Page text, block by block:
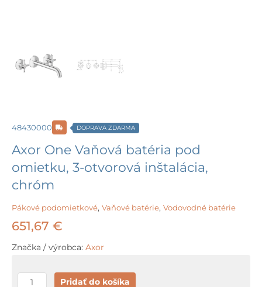
48430000 DOPRAVA ZDARMA
Axor One Vaňová batéria pod
omietku, 3-otvorová inštalácia,
chróm
Pákové podomietkové, Vaňové batérie, Vodovodné batérie
651,67 €
Značka / výrobca: Axor
množstvo
Pridať do košíka